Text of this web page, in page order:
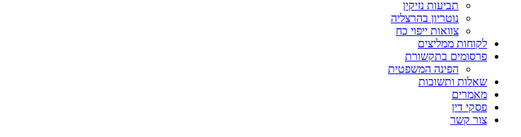
תביעות נזיקין
נוטריון בהרצליה
צוואות ייפוי כח
לקוחות ממליצים
פרסומים בתקשורת
הפינה המשפטית
שאלות ותשובות
מאמרים
פסקי דין
צור קשר